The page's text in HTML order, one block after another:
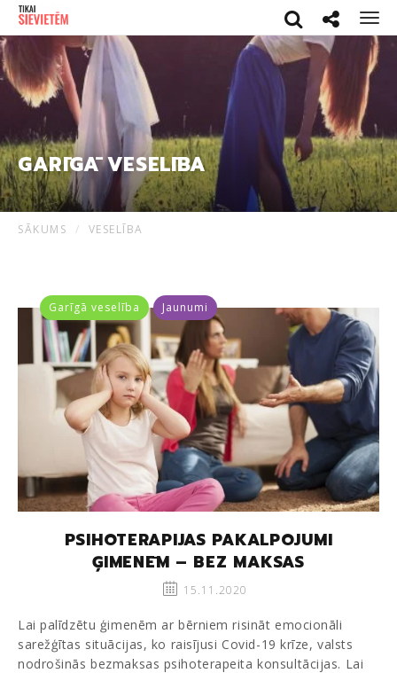
Social
Search
GARĪGĀ VESELĪBA
SĀKUMS VESELĪBA
PSIHOTERAPIJAS PAKALPOJUMI
ĢIMENĒM – BEZ MAKSAS
15.11.2020
Garīgā veselība Jaunumi
Lai palīdzētu ģimenēm ar bērniem risināt emocionāli
sarežģītas situācijas, ko raisījusi Covid-19 krīze, valsts
nodrošinās bezmaksas psihoterapeita konsultācijas. Lai